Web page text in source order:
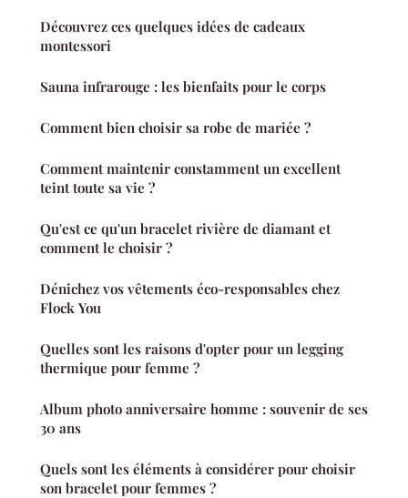
Découvrez ces quelques idées de cadeaux
montessori
Sauna infrarouge : les bienfaits pour le corps
Comment bien choisir sa robe de mariée ?
Comment maintenir constamment un excellent
teint toute sa vie ?
Qu'est ce qu'un bracelet rivière de diamant et
comment le choisir ?
Dénichez vos vêtements éco-responsables chez
Flock You
Quelles sont les raisons d'opter pour un legging
thermique pour femme ?
Album photo anniversaire homme : souvenir de ses
30 ans
Quels sont les éléments à considérer pour choisir
son bracelet pour femmes ?